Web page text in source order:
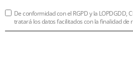
De conformidad con el RGPD y la LOPDGDD,
tratará los datos facilitados con la finalidad de